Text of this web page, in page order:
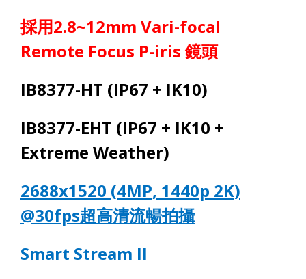
採用2.8~12mm Vari-focal
Remote Focus P-iris 鏡頭
IB8377-HT (IP67 + IK10)
IB8377-EHT (IP67 + IK10 +
Extreme Weather)
2688x1520 (4MP, 1440p 2K)
@30fps超高清流暢拍攝
Smart Stream II